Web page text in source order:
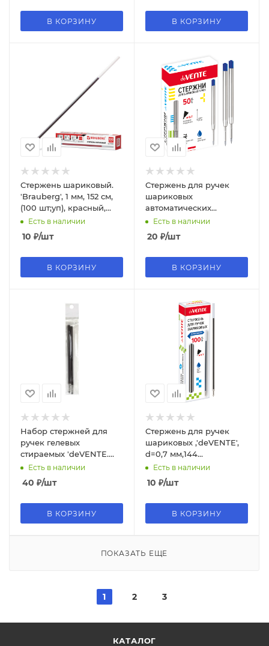
В КОРЗИНУ В КОРЗИНУ
Стержень шариковый.
'Brauberg', 1 мм, 152 см,
(100 шт;уп), красный,
170185
Есть в наличии
10 ₽/шт
В КОРЗИНУ
Стержень для ручек
шариковых
автоматических
'deVENTE' d=0,7 мм , 98
мм , синий, 5074800
Есть в наличии
20 ₽/шт
В КОРЗИНУ
Набор стержней для
ручек гелевых
стираемых 'deVENTE.
Орнамент, Slim', d=0,7
мм, черные, 5053843
Есть в наличии
40 ₽/шт
В КОРЗИНУ
Стержень для ручек
шариковых ,'deVENTE',
d=0,7 мм,144
мм,чернила на
маслянной основе
синий, 5075705
Есть в наличии
10 ₽/шт
В КОРЗИНУ
ПОКАЗАТЬ ЕЩЕ
1 2 3
КАТАЛОГ